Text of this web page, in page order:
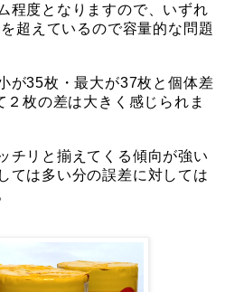
程度となりますので、いずれ
超えているので容量的な問題
が35枚・最大が37枚と個体差
枚の差は大きく感じられま
チリと揃えてくる傾向が強い
ては多い分の誤差に対しては